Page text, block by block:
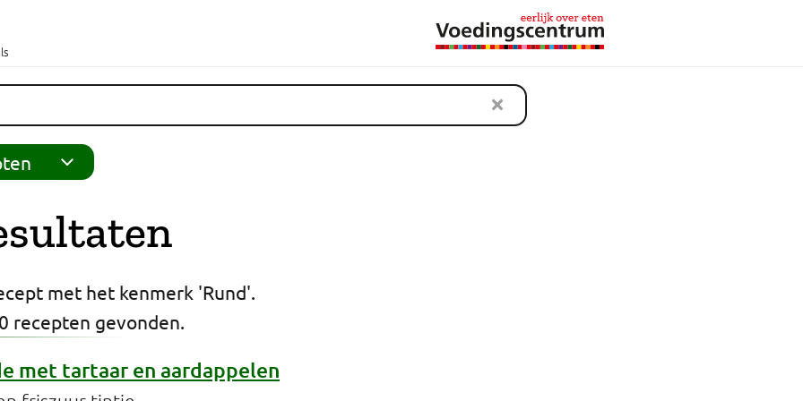
met het kenmerk 'Rund'.
recepten gevonden.
met tartaar en aardappelen